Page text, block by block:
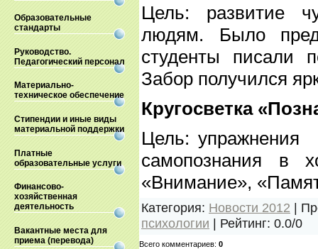
Образовательные
стандарты
Руководство.
Педагогический персонал
Материально-
техническое обеспечение
Стипендии и иные виды
материальной поддержки
Платные
образовательные услуги
Финансово-
хозяйственная
деятельность
Вакантные места для
приема (перевода)
Цель: развитие
людям. Было
студенты писали
Забор получился
Кругосветка
Цель: упражнения
самопознания в
«Внимание»,
Категория: Новости 2012 |
психологии | Рейтинг: 0.0/0
Всего комментариев: 0